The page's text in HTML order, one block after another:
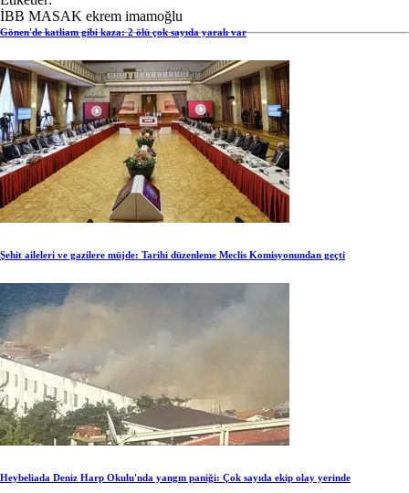
İBB MASAK ekrem imamoğlu
Gönen'de katliam gibi kaza: 2 ölü çok sayıda yaralı var
Şehit aileleri ve gazilere müjde: Tarihi düzenleme Meclis Komisyonundan geçti
Heybeliada Deniz Harp Okulu'nda yangın paniği: Çok sayıda ekip olay yerinde